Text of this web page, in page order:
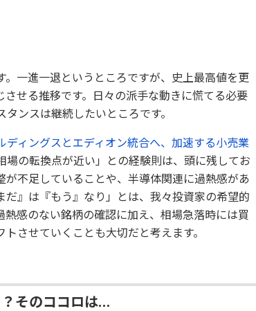
一進一退というところですが、史上最高値を更
せる推移です。日々の派手な動きに慌てる必要
ンスは継続したいところです。
ィングスとエディオン統合へ、加速する小売業
の転換点が近い」との経験則は、頭に残してお
不足していることや、半導体関連に過熱感があ
』は『もう』なり」とは、我々投資家の希望的
感のない銘柄の確認に加え、相場急落時には買
させていくことも大切だと考えます。
？そのココロは…